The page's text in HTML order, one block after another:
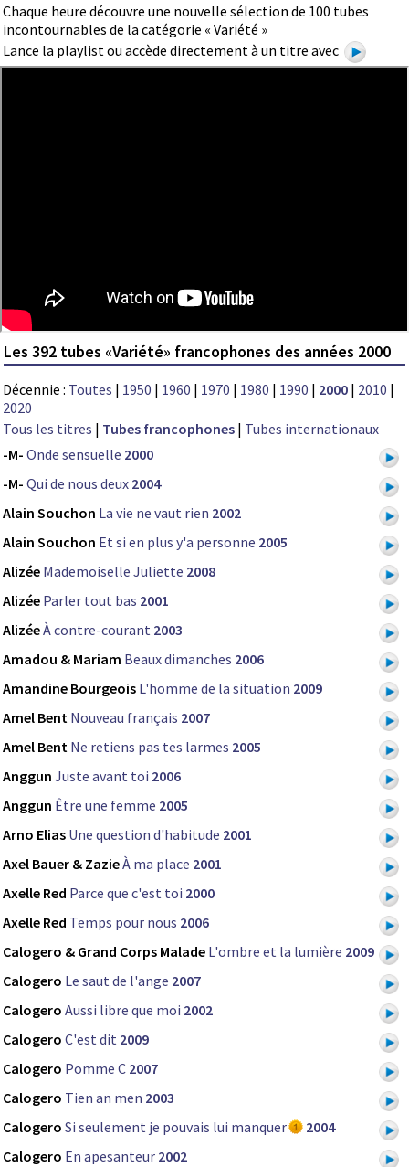
Chaque heure découvre une nouvelle sélection de 100 tubes
incontournables de la catégorie « Variété »
Lance la playlist ou accède directement à un titre avec
Les 392 tubes «Variété» francophones des années 2000
Décennie : Toutes | 1950 | 1960 | 1970 | 1980 | 1990 | 2000 | 2010 |
2020
Tous les titres | Tubes francophones | Tubes internationaux
-M- Onde sensuelle 2000
-M- Qui de nous deux 2004
Alain Souchon La vie ne vaut rien 2002
Alain Souchon Et si en plus y'a personne 2005
Alizée Mademoiselle Juliette 2008
Alizée Parler tout bas 2001
AlizéeÀ contre-courant 2003
Amadou & Mariam Beaux dimanches 2006
Amandine Bourgeois L'homme de la situation 2009
Amel Bent Nouveau français 2007
Amel Bent Ne retiens pas tes larmes 2005
Anggun Juste avant toi 2006
Anggun Être une femme 2005
Arno Elias Une question d'habitude 2001
Axel Bauer & ZazieÀ ma place 2001
Axelle Red Parce que c'est toi 2000
Axelle Red Temps pour nous 2006
Calogero & Grand Corps Malade L'ombre et la lumière 2009
Calogero Le saut de l'ange 2007
Calogero Aussi libre que moi 2002
Calogero C'est dit 2009
Calogero Pomme C 2007
Calogero Tien an men 2003
Calogero Si seulement je pouvais lui manquer
2004
Calogero En apesanteur 2002